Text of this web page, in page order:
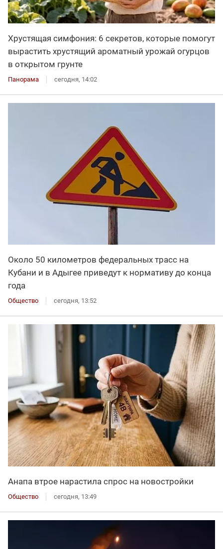
Хрустящая симфония: 6 секретов, которые помогут
вырастить хрустящий ароматный урожай огурцов
в открытом грунте
Панорама сегодня, 14:02
Около 50 километров федеральных трасс на
Кубани и в Адыгее приведут к нормативу до конца
года
Общество сегодня, 13:52
Анапа втрое нарастила спрос на новостройки
Общество сегодня, 13:49